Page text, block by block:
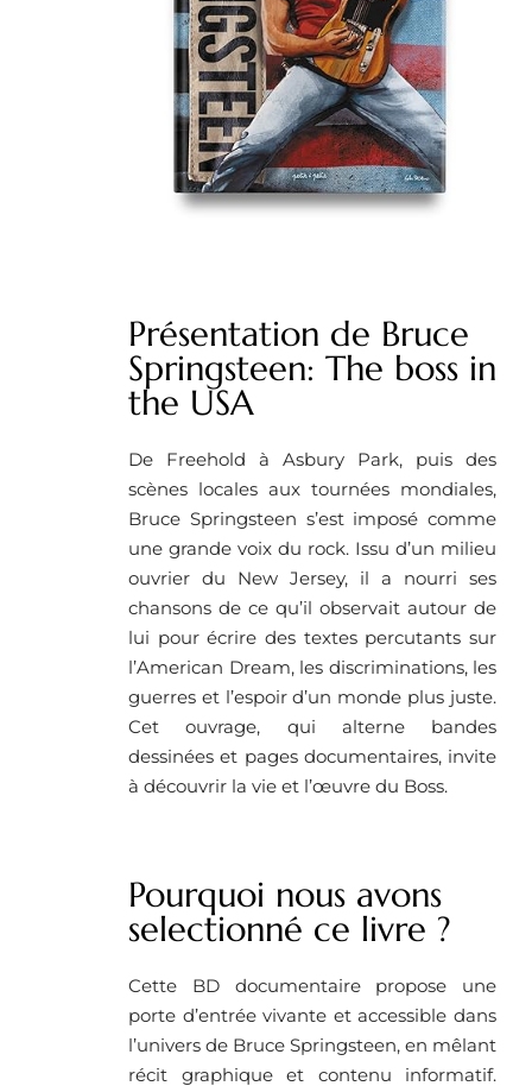
Présentation de Bruce
Springsteen: The boss in
the USA
De Freehold à Asbury Park, puis des
scènes locales aux tournées mondiales,
Bruce Springsteen s’est imposé comme
une grande voix du rock. Issu d’un milieu
ouvrier du New Jersey, il a nourri ses
chansons de ce qu’il observait autour de
lui pour écrire des textes percutants sur
l’American Dream, les discriminations, les
guerres et l’espoir d’un monde plus juste.
Cet ouvrage, qui alterne bandes
dessinées et pages documentaires, invite
à découvrir la vie et l’œuvre du Boss.
Pourquoi nous avons
selectionné ce livre ? ​
Cette BD documentaire propose une
porte d’entrée vivante et accessible dans
l’univers de Bruce Springsteen, en mêlant
récit graphique et contenu informatif.